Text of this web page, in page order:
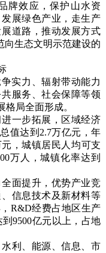
牌效应，保护山水资
展绿色产业，走生产
道路，推动发展方式
向生态文明示范建设的
实力、辐射带动能力
服务、社会保障等领
局全面形成。
一步拓展，区域经济
值达到2.7万亿元，年
，城镇居民人均可支
万人，城镇化率达到
面提升，优势产业竞
信息技术及新材料等
R&D经费占地区生产
9500亿元以上，占地
利、能源、信息、市